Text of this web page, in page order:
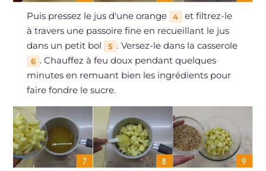
Puis pressez le jus d'une orange 4
et filtrez-le
à travers une passoire fine en recueillant le jus
dans un petit bol
5 . Versez-le dans la casserole
6 . Chauffez à feu doux pendant quelques
minutes en remuant bien les ingrédients pour
faire fondre le sucre.